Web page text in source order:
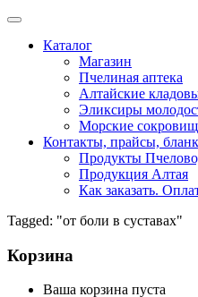
Каталог
Магазин
Пчелиная аптека
Алтайские
Эликсиры
Морские
Контакты, прайсы,
Продукты
Продукция Алтая
Как заказать.
Tagged: "от боли в суставах"
Корзина
Ваша корзина пуста